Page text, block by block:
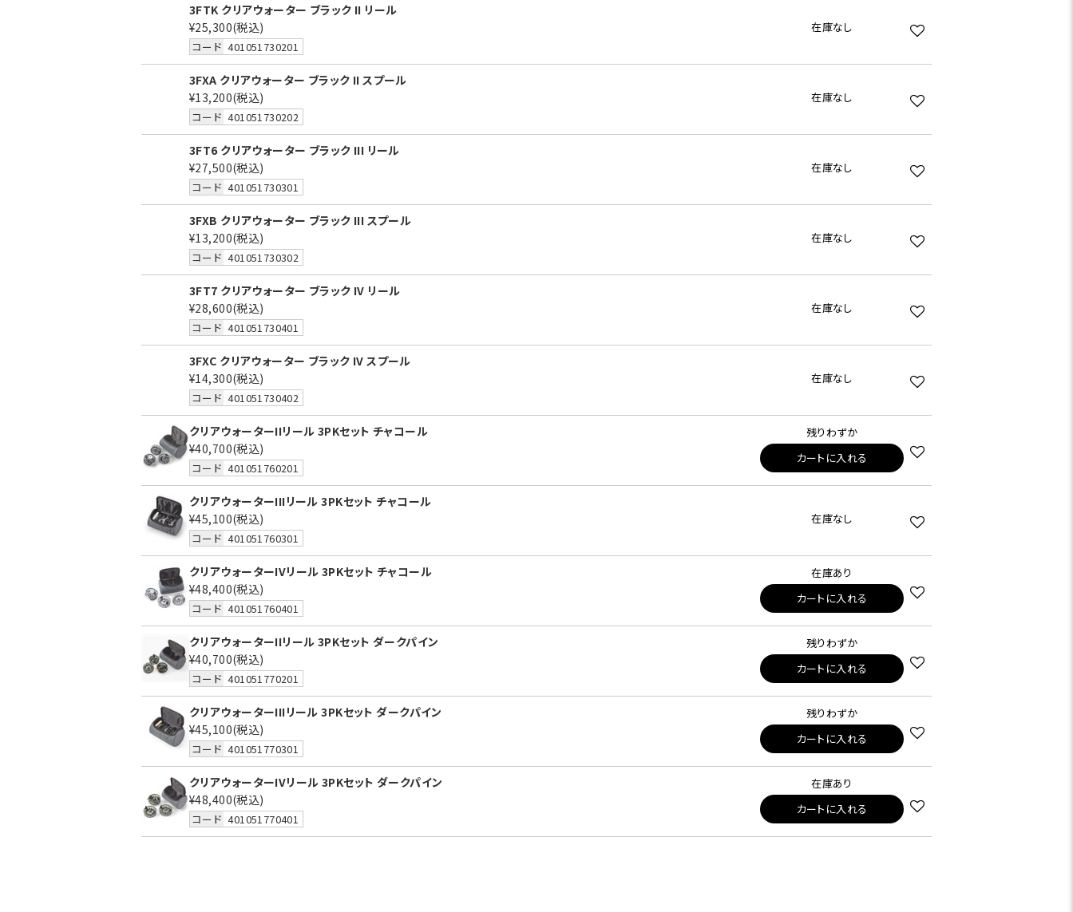
3FTK クリアウォーター ブラック II リール
¥25,300(税込)
コード 401051730201
在庫なし
3FXA クリアウォーター ブラック II スプール
¥13,200(税込)
コード 401051730202
在庫なし
3FT6 クリアウォーター ブラック III リール
¥27,500(税込)
コード 401051730301
在庫なし
3FXB クリアウォーター ブラック III スプール
¥13,200(税込)
コード 401051730302
在庫なし
3FT7 クリアウォーター ブラック IV リール
¥28,600(税込)
コード 401051730401
在庫なし
3FXC クリアウォーター ブラック IV スプール
¥14,300(税込)
コード 401051730402
在庫なし
クリアウォーターIIリール 3PKセット チャコール
¥40,700(税込)
コード 401051760201
残りわずか
カートに入れる
クリアウォーターIIIリール 3PKセット チャコール
¥45,100(税込)
コード 401051760301
在庫なし
クリアウォーターIVリール 3PKセット チャコール
¥48,400(税込)
コード 401051760401
在庫あり
カートに入れる
クリアウォーターIIリール 3PKセット ダークパイン
¥40,700(税込)
コード 401051770201
残りわずか
カートに入れる
クリアウォーターIIIリール 3PKセット ダークパイン
¥45,100(税込)
コード 401051770301
残りわずか
カートに入れる
クリアウォーターIVリール 3PKセット ダークパイン
¥48,400(税込)
コード 401051770401
在庫あり
カートに入れる